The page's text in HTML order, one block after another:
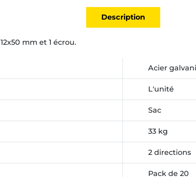
Description
mm et 1 écrou.
Acier
L'unité
Sac
33 kg
2 directions
Pack de 20